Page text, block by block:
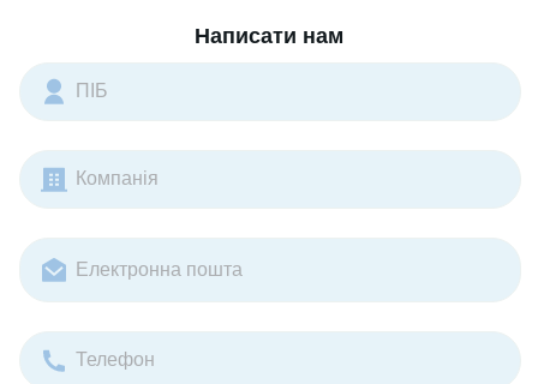
Написати нам